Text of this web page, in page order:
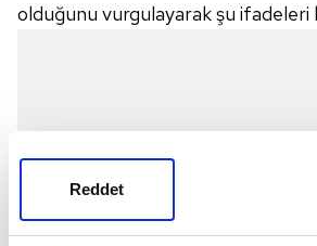
Reddet
olduğunu vurgulayarak şu ifadeleri